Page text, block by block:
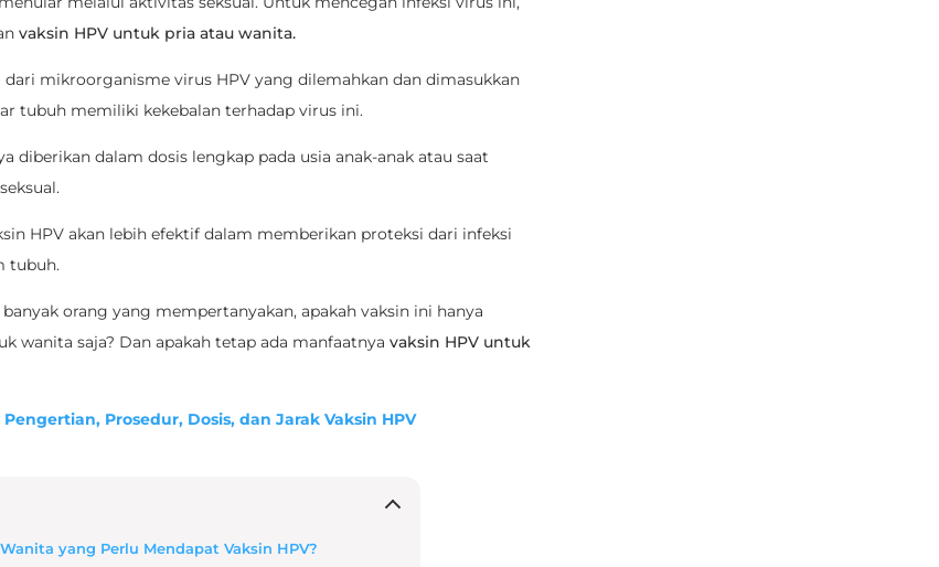
vaksin HPV untuk pria atau wanita.
dari mikroorganisme virus HPV yang dilemahkan dan dimasukkan
tubuh memiliki kekebalan terhadap virus ini.
diberikan dalam dosis lengkap pada usia anak-anak atau saat
HPV akan lebih efektif dalam memberikan proteksi dari infeksi
tubuh.
orang yang mempertanyakan, apakah vaksin ini hanya
wanita saja? Dan apakah tetap ada manfaatnyavaksin HPV untuk
Pengertian, Prosedur, Dosis, dan Jarak Vaksin HPV
yang Perlu Mendapat Vaksin HPV?